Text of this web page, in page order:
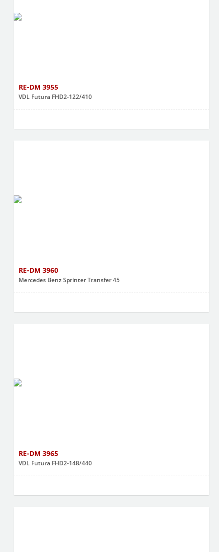
RE-DM 3955
VDL Futura FHD2-122/410
RE-DM 3960
Mercedes Benz Sprinter Transfer 45
RE-DM 3965
VDL Futura FHD2-148/440